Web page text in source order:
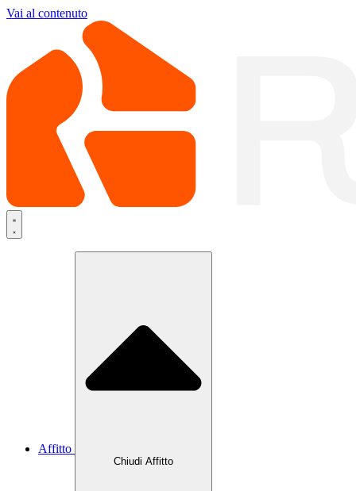
Vai al contenuto
Affitto
Chiudi Affitto